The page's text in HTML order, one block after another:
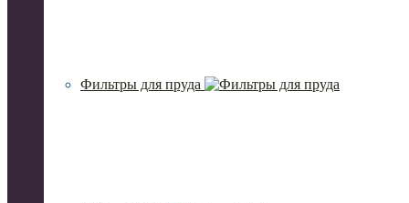
Фильтры для пруда